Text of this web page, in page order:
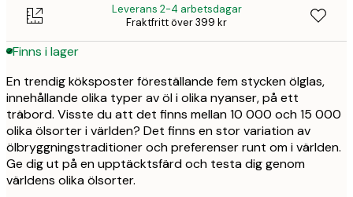
Leverans 2-4 arbetsdagar
Fraktfritt över 399 kr
Finns i lager
En trendig köksposter föreställande fem stycken ölglas,
innehållande olika typer av öl i olika nyanser, på ett
träbord. Visste du att det finns mellan 10 000 och 15 000
olika ölsorter i världen? Det finns en stor variation av
ölbryggningstraditioner och preferenser runt om i världen.
Ge dig ut på en upptäcktsfärd och testa dig genom
världens olika ölsorter.